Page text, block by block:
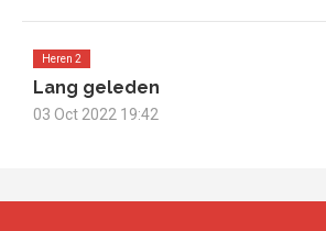
Heren 2
Lang geleden
03 Oct 2022 19:42